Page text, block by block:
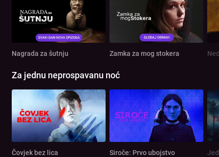
Nagrada za šutnju Zamka za mog stokera
Za jednu neprospavanu noć
Čovjek bez lica Siroče: Prvo ubojstvo